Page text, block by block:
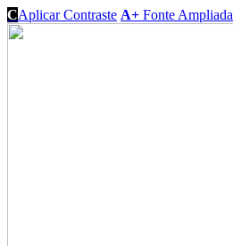
CAplicar Contraste A+ Fonte Ampliada